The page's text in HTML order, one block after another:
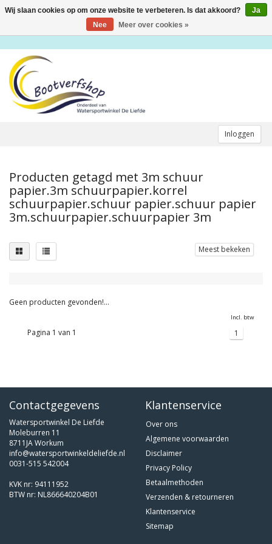
Inloggen
Toggle
Producten getagd met 3m schuur
papier.3m schuurpapier.korrel
schuurpapier.schuur papier.schuur papier
3m.schuurpapier.schuurpapier 3m
Meest bekeken
Geen producten gevonden!...
Incl. btw
Pagina 1 van 1 1
Contactgegevens
Watersportwinkel De Liefde
Moleburren 11
8711JA Workum
info@watersportwinkeldeliefde.nl
0031-515 542004
KVK nr: 94111952
BTW nr: NL866640204B01
Klantenservice
Over ons
Algemene voorwaarden
Disclaimer
Privacy Policy
Betaalmethoden
Verzenden & retourneren
Klantenservice
Sitemap
Wij slaan cookies op om onze website te verbeteren. Is dat akkoord?
Ja
Nee
Meer over cookies »